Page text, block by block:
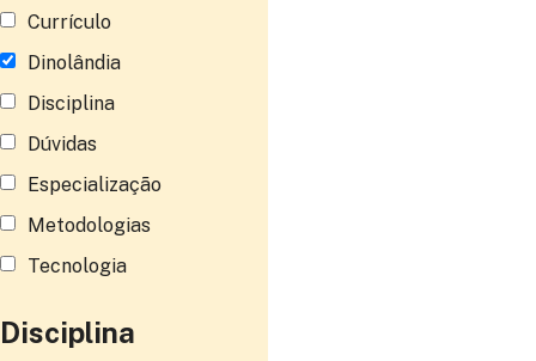
Currículo
Dinolândia
Disciplina
Dúvidas
Especialização
Metodologias
Tecnologia
Disciplina